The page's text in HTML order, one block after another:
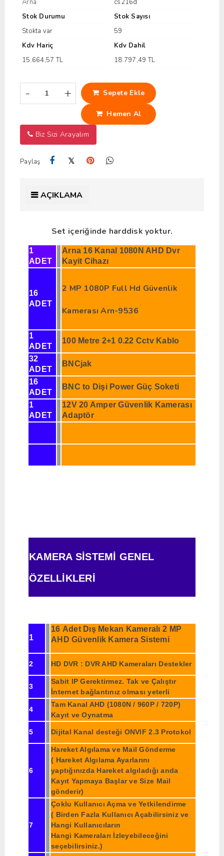
Stok Durumu
Stokta var
Stok Sayısı
59
Kdv Hariç
15.664,57 TL
Kdv Dahil
18.797,49 TL
- + Sepete Ekle
Hemen Al
Biz Sizi Arayalım
Paylaş 𝕏
AÇIKLAMA
Set içeriğinde harddisk yoktur.
1
ADET
Arna 16 Kanal 1080N AHD Dvr
Kayit Cihazı
16
ADET
2 MP 1080P Full Hd Güvenlik
Kamerası Arn-9536
1
ADET
100 Metre 2+1 0.22 Cctv Kablo
32
ADET
BNCjak
16
ADET
BNC to Dişi Power Güç Soketi
1
ADET
12V 20 Amper Güvenlik Kamerası
Adaptör
KAMERA SİSTEMİ GENEL
ÖZELLİKLERİ
1
16 Adet Dış Mekan Kameralı 2 MP
AHD Güvenlik Kamera Sistemi
2 HD DVR : DVR AHD Kameraları Destekler
3
Sabit IP Gerektirmez. Tak ve Çalıştır
İnternet bağlantınız olması yeterli
4
Tam Kanal AHD (1080N / 960P / 720P)
Kayıt ve Oynatma
5 Dijital Kanal desteği ONVIF 2.3 Protokol
6
Hareket Algılama ve Mail Gönderme
( Hareket Algılama Ayarlarını
yaptığınızda Hareket algıladığı anda
Kayıt Yapmaya Başlar ve Size Mail
gönderir)
7
Çoklu Kullanıcı Açma ve Yetkilendirme
( Birden Fazla Kullanıcı Açabilirsiniz ve
Hangi Kullanıcıların
Hangi Kameraları İzleyebileceğini
seçebilirsiniz.)